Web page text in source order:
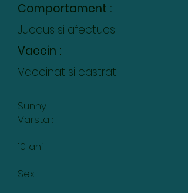
Comportament :
Jucaus si afectuos
Vaccin :
Vaccinat si castrat
Sunny
Varsta :
10 ani
Sex :